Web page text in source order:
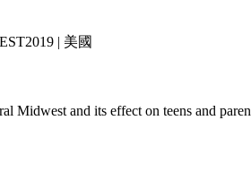
| 美國
and its effect on teens and